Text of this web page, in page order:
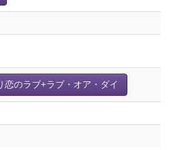
恋のラブ+ラブ・オア・ダイ